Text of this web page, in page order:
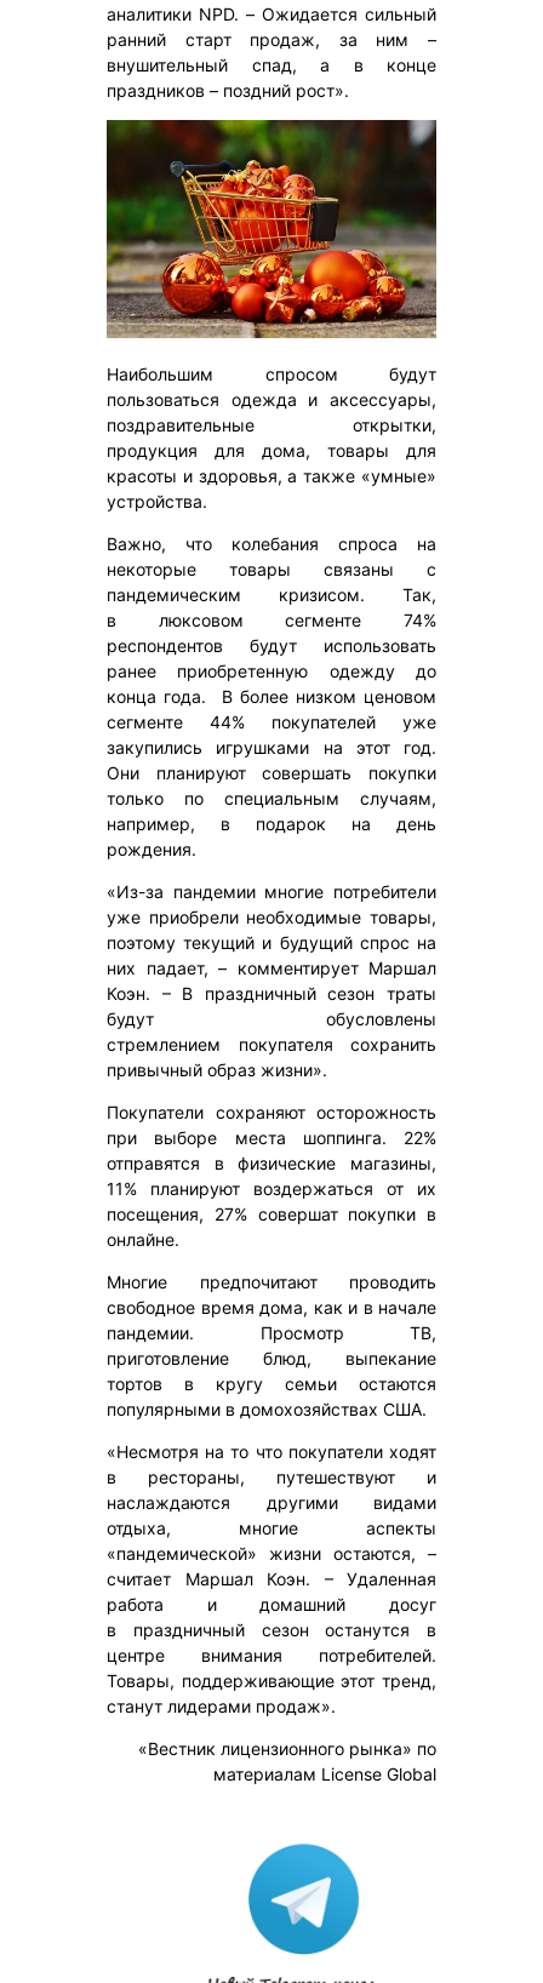
аналитики NPD. – Ожидается сильный
ранний старт продаж, за ним –
внушительный спад, а в конце
праздников – поздний рост».
Наибольшим спросом будут
пользоваться одежда и аксессуары,
поздравительные открытки,
продукция для дома, товары для
красоты и здоровья, а также «умные»
устройства.
Важно, что колебания спроса на
некоторые товары связаны с
пандемическим кризисом. Так,
в люксовом сегменте 74%
респондентов будут использовать
ранее приобретенную одежду до
конца года. В более низком ценовом
сегменте 44% покупателей уже
закупились игрушками на этот год.
Они планируют совершать покупки
только по специальным случаям,
например, в подарок на день
рождения.
«Из-за пандемии многие потребители
уже приобрели необходимые товары,
поэтому текущий и будущий спрос на
них падает, – комментирует Маршал
Коэн. – В праздничный сезон траты
будут обусловлены
стремлением покупателя сохранить
привычный образ жизни».
Покупатели сохраняют осторожность
при выборе места шоппинга. 22%
отправятся в физические магазины,
11% планируют воздержаться от их
посещения, 27% совершат покупки в
онлайне.
Многие предпочитают проводить
свободное время дома, как и в начале
пандемии. Просмотр ТВ,
приготовление блюд, выпекание
тортов в кругу семьи остаются
популярными в домохозяйствах США.
«Несмотря на то что покупатели ходят
в рестораны, путешествуют и
наслаждаются другими видами
отдыха, многие аспекты
«пандемической» жизни остаются, –
считает Маршал Коэн. – Удаленная
работа и домашний досуг
в праздничный сезон останутся в
центре внимания потребителей.
Товары, поддерживающие этот тренд,
станут лидерами продаж».
«Вестник лицензионного рынка» по
материалам License Global